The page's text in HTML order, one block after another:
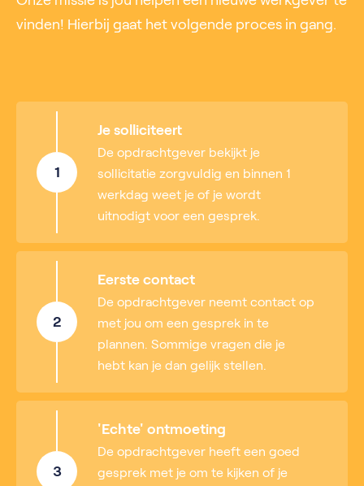
vinden! Hierbij gaat het volgende proces in gang.
1
Je solliciteert
De opdrachtgever bekijkt je
sollicitatie zorgvuldig en binnen 1
werkdag weet je of je wordt
uitnodigt voor een gesprek.
2
Eerste contact
De opdrachtgever neemt contact op
met jou om een gesprek in te
plannen. Sommige vragen die je
hebt kan je dan gelijk stellen.
3
'Echte' ontmoeting
De opdrachtgever heeft een goed
gesprek met je om te kijken of je